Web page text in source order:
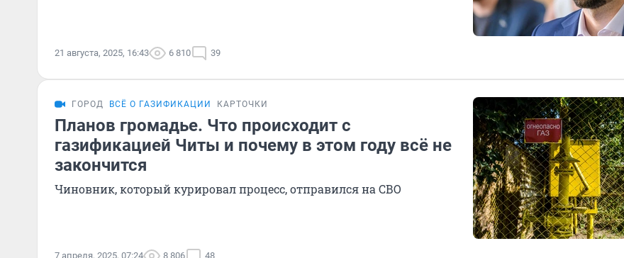
21 августа, 2025, 16:43 6 810 39
ГОРОД ВСЁ О ГАЗИФИКАЦИИ КАРТОЧКИ
Планов громадье. Что происходит с
газификацией Читы и почему в этом году всё не
закончится
Чиновник, который курировал процесс, отправился на СВО
7 апреля, 2025, 07:24 8 806 48